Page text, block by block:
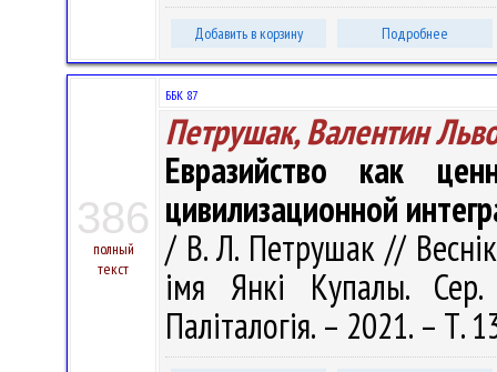
Добавить в корзину Подробнее
386
полный
текст
ББК 87
Петрушак, Валентин
Евразийство как
цивилизационной
/ В. Л. Петрушак // Веснік
імя Янкі Купалы. Сер.
Паліталогія. – 2021. –